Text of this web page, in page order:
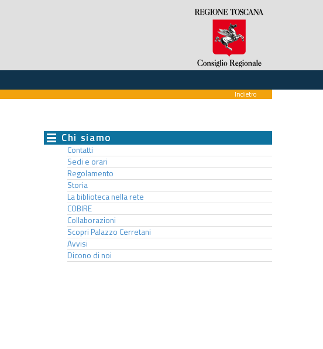
Indietro
Chi siamo
Contatti
Sedi e orari
Regolamento
Storia
La biblioteca nella rete
COBIRE
Collaborazioni
Scopri Palazzo Cerretani
Avvisi
Dicono di noi